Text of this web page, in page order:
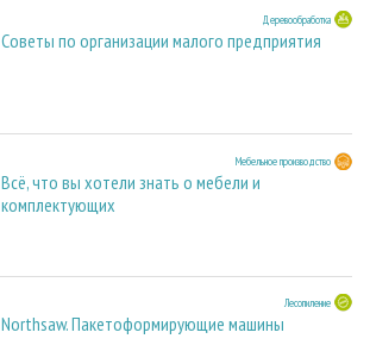
Деревообработка
Советы по организации малого предприятия
Мебельное производство
Всё, что вы хотели знать о мебели и
комплектующих
Лесопиление
Northsaw. Пакетоформирующие машины